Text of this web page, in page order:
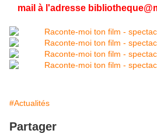
mail à l'adresse
#Actualités
Partager